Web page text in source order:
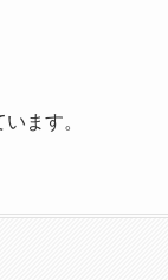
ます。